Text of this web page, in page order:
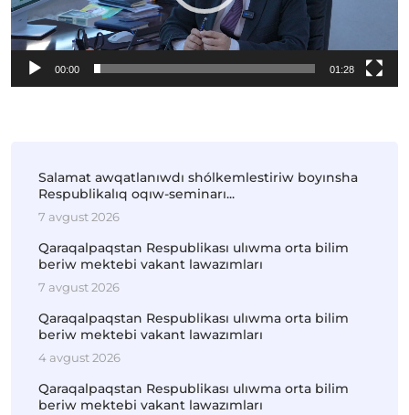
00:00 01:28
Salamat awqatlanıwdı shólkemlestiriw boyınsha
Respublikalıq oqıw-seminarı...
7 avgust 2026
Qaraqalpaqstan Respublikası ulıwma orta bilim
beriw mektebi vakant lawazımları
7 avgust 2026
Qaraqalpaqstan Respublikası ulıwma orta bilim
beriw mektebi vakant lawazımları
4 avgust 2026
Qaraqalpaqstan Respublikası ulıwma orta bilim
beriw mektebi vakant lawazımları